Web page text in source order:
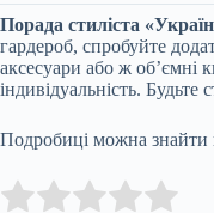
Порада стиліста
гардероб, спробуйте
аксесуари або ж об’ємні
індивідуальність.
Подробиці можна знайти
Rate this item: